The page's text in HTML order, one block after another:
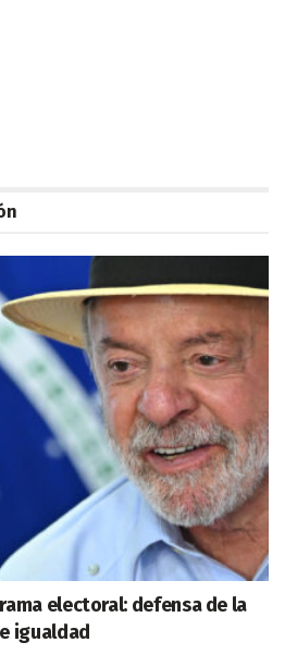
electoral: defensa de la
igualdad